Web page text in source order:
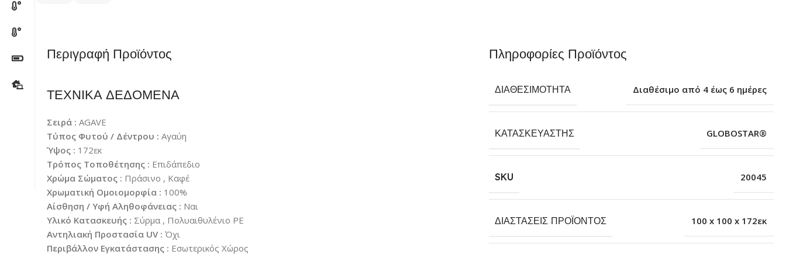
Περιγραφή Προϊόντος
ΤΕΧΝΙΚΑ ΔΕΔΟΜΕΝΑ
Σειρά : AGAVE
Τύπος Φυτού / Δέντρου : Αγαύη
Ύψος : 172εκ
Τρόπος Τοποθέτησης : Επιδάπεδιο
Χρώμα Σώματος : Πράσινο , Καφέ
Χρωματική Ομοιομορφία : 100%
Αίσθηση / Υφή Αληθοφάνειας : Ναι
Υλικό Κατασκευής : Σύρμα , Πολυαιθυλένιο PE
Αντηλιακή Προστασία UV : Όχι
Περιβάλλον Εγκατάστασης : Εσωτερικός Χώρος
Πληροφορίες Προϊόντος
ΔΙΑΘΕΣΙΜΌΤΗΤΑ Διαθέσιμο από 4 έως 6 ημέρες
ΚΑΤΑΣΚΕΥΑΣΤΉΣ GLOBOSTAR®
SKU 20045
ΔΙΑΣΤΆΣΕΙΣ ΠΡΟΪΌΝΤΟΣ 100 x 100 x 172εκ